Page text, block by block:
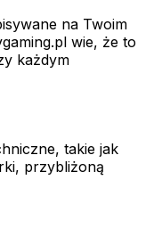
na Twoim
wie, że to
każdym
takie jak
przybliżoną